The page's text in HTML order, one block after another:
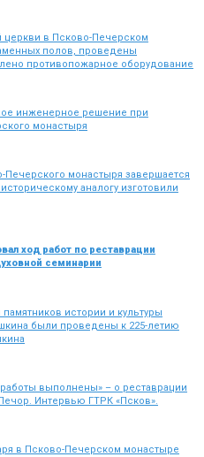
в Псково-Печерском
полов, проведены
противопожарное оборудование
инженерное решение при
монастыря
Печерского монастыря завершается
аналогу изготовили
ход работ по реставрации
семинарии
истории и культуры
были проведены к 225-летию
выполнены» – о реставрации
Интервью ГТРК «Псков».
в Псково-Печерском монастыре